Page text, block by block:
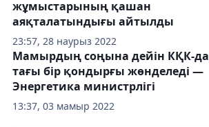
23:57, 28 наурыз 2022
жұмыстарының қашан
аяқталатындығы айтылды
13:37, 03 мамыр 2022
Мамырдың соңына дейін КҚК-да
тағы бір қондырғы жөнделеді —
Энергетика министрлігі